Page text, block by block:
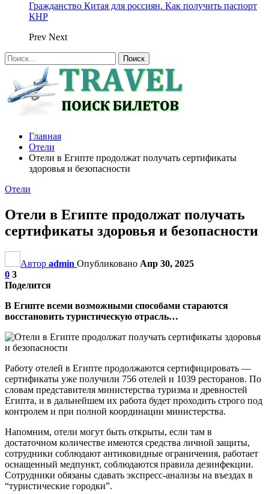
Гражданство Китая для россиян. Как получить паспорт
КНР
Prev Next
Главная
Отели
Отели в Египте продолжат получать сертификаты
здоровья и безопасности
Отели
Отели в Египте продолжат получать
сертификаты здоровья и безопасности
Автор admin Опубликовано Апр 30, 2025
0 3
Поделится
В Египте всеми возможными способами стараются
восстановить туристическую отрасль…
Работу отелей в Египте продолжаются сертифицировать —
сертификаты уже получили 756 отелей и 1039 ресторанов. По
словам представителя министерства туризма и древностей
Египта, и в дальнейшем их работа будет проходить строго под
контролем и при полной координации министерства.
Напомним, отели могут быть открыты, если там в
достаточном количестве имеются средства личной защиты,
сотрудники соблюдают антиковидные ограничения, работает
оснащенный медпункт, соблюдаются правила дезинфекции.
Сотрудники обязаны сдавать экспресс-анализы на въездах в
“туристические городки”.